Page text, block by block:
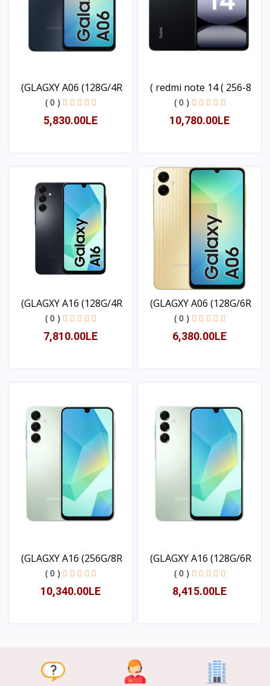
redmi note 14 ( 256-8 )
( 0 )
10,780.00LE
عرض
GLAGXY A06 (128G/4R)
( 0 )
5,830.00LE
GLAGXY A06 (128G/6R)
( 0 )
6,380.00LE
GLAGXY A16 (128G/4R)
( 0 )
7,810.00LE
GLAGXY A16 (128G/6R)
( 0 )
8,415.00LE
GLAGXY A16 (256G/8R)
( 0 )
10,340.00LE